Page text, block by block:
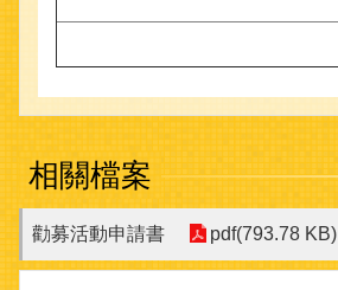
相關檔案
勸募活動申請書 pdf(793.78 KB)